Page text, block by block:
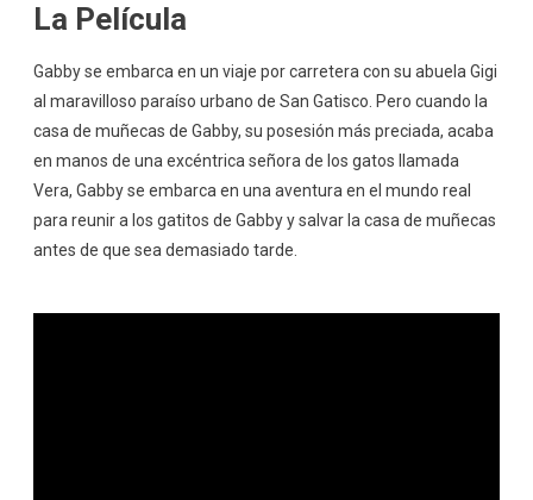
La Película
Gabby se embarca en un viaje por carretera con su abuela Gigi
al maravilloso paraíso urbano de San Gatisco. Pero cuando la
casa de muñecas de Gabby, su posesión más preciada, acaba
en manos de una excéntrica señora de los gatos llamada
Vera, Gabby se embarca en una aventura en el mundo real
para reunir a los gatitos de Gabby y salvar la casa de muñecas
antes de que sea demasiado tarde.